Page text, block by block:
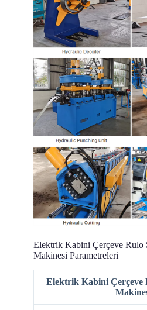
Elektrik Kabini Çerçeve Rulo
Makinesi Parametreleri
Elektrik Kabini Çerçeve